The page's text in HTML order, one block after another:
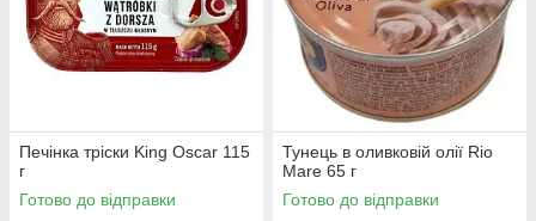
Печінка тріски King Oscar 115
г
Готово до відправки
Тунець в оливковій олії Rio
Mare 65 г
Готово до відправки